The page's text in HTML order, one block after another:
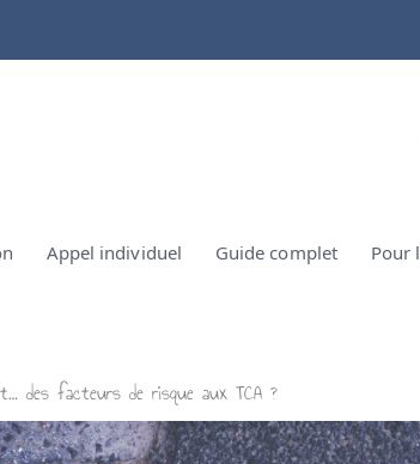
Appel individuel Guide complet Pour
des facteurs de risque aux TCA ?